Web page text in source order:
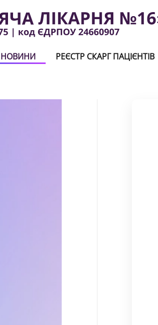
НОВИНИ РЕЄСТР СКАРГ ПАЦІЄНТІВ